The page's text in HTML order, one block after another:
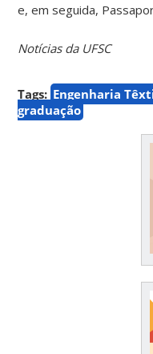
e, em seguida,
Notícias da UFSC
Tags: Engenharia
graduação